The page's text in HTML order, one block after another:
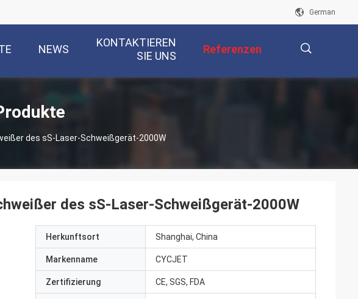
German
NEWS
KONTAKTIEREN
SIE UNS
Referenzen
des sS-Laser-Schweißgerät-2000W
des sS-Laser-Schweißgerät-2000W
Herkunftsort Shanghai, China
Markenname CYCJET
Zertifizierung CE, SGS, FDA